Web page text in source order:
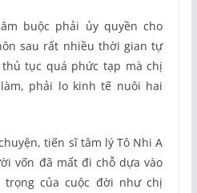
buộc phải ủy quyền cho
sau rất nhiều thời gian tự
tục quá phức tạp mà chị
phải lo kinh tế nuôi hai
tiến sĩ tâm lý Tô Nhi A
vốn đã mất đi chỗ dựa vào
của cuộc đời như chị